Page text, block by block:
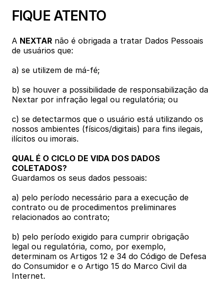
FIQUE ATENTO
A NEXTAR não é obrigada a tratar Dados Pessoais
de usuários que:
a) se utilizem de má-fé;
b) se houver a possibilidade de responsabilização da
Nextar por infração legal ou regulatória; ou
c) se detectarmos que o usuário está utilizando os
nossos ambientes (físicos/digitais) para fins ilegais,
ilícitos ou imorais.
QUAL É O CICLO DE VIDA DOS DADOS
COLETADOS?
Guardamos os seus dados pessoais:
a) pelo período necessário para a execução de
contrato ou de procedimentos preliminares
relacionados ao contrato;
b) pelo período exigido para cumprir obrigação
legal ou regulatória, como, por exemplo,
determinam os Artigos 12 e 34 do Código de Defesa
do Consumidor e o Artigo 15 do Marco Civil da
Internet.